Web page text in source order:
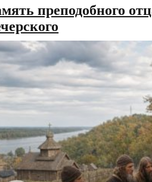
преподобного